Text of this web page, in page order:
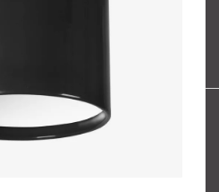
Nordlux Ellen
Shoptet